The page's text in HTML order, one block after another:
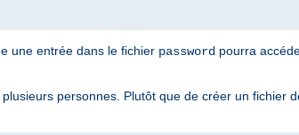
une entrée dans le fichier password pourra
personnes. Plutôt que de créer un fichier